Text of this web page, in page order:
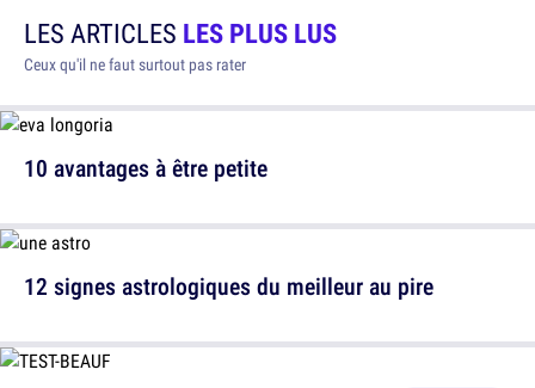
LES ARTICLES LES PLUS LUS
Ceux qu'il ne faut surtout pas rater
10 avantages à être petite
12 signes astrologiques du meilleur au pire